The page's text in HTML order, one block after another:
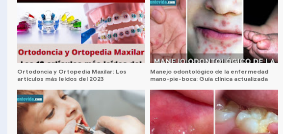
Ortodoncia y Ortopedia Maxilar: Los
artículos más leídos del 2023
Manejo odontológico de la enfermedad
mano-pie-boca: Guía clínica actualizada